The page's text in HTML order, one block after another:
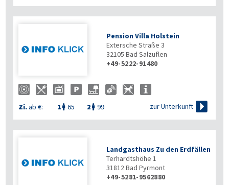
Pension Villa Holstein
Extersche Straße 3
32105 Bad Salzuflen
+49-5222-91480
Zi.ab €: 1  65 2  99 zur Unterkunft 
Landgasthaus Zu den Erdfällen
Terhardtshöhe 1
31812Bad Pyrmont
+49-5281-9562880